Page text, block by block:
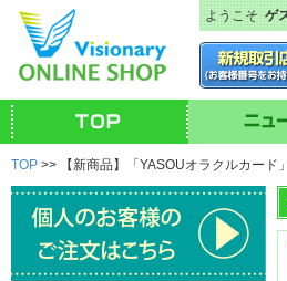
ようこそゲ
TOP >> 【新商品】「YASOUオラクルカード